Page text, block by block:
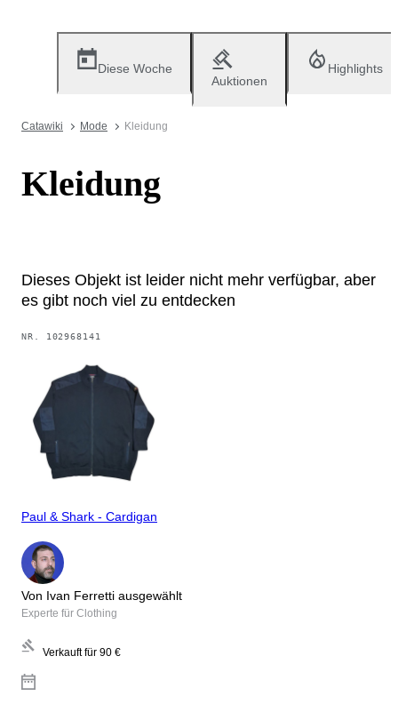
Diese Woche
Auktionen
Highlights
Catawiki Mode Kleidung
Kleidung
Dieses Objekt ist leider nicht mehr verfügbar, aber
es gibt noch viel zu entdecken
NR. 102968141
Paul & Shark - Cardigan
Von Ivan Ferretti ausgewählt
Experte für Clothing
Verkauft für 90 €